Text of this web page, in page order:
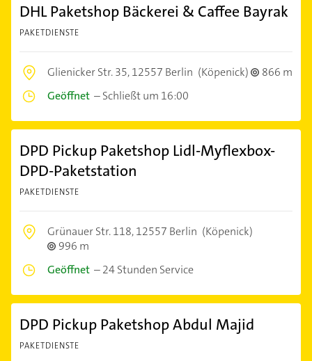
DHL Paketshop Bäckerei & Caffee Bayrak
PAKETDIENSTE
Glienicker Str. 35,12557 Berlin (Köpenick)
866 m
Geöffnet –Schließt um 16:00
DPD Pickup Paketshop Lidl-Myflexbox-
DPD-Paketstation
PAKETDIENSTE
Grünauer Str. 118,12557 Berlin (Köpenick)
996 m
Geöffnet –24 Stunden Service
DPD Pickup Paketshop Abdul Majid
PAKETDIENSTE